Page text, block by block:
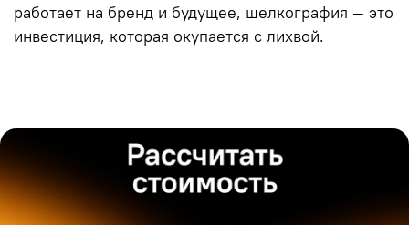
работает на бренд и будущее, шелкография — это
инвестиция, которая окупается с лихвой.